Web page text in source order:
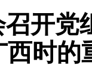
开党
时的